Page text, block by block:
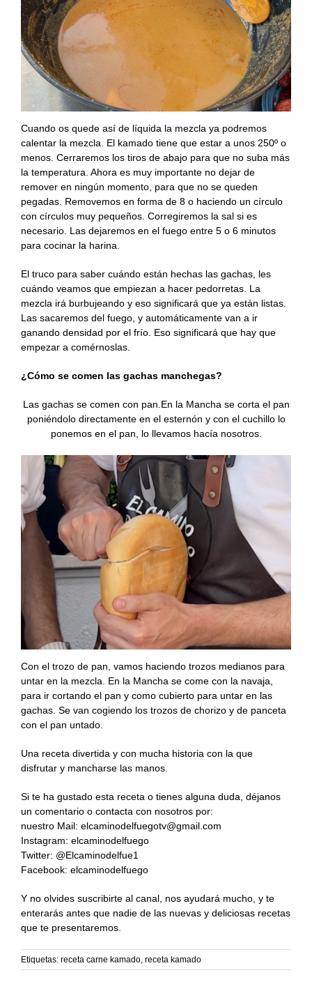
Cuando os quede así de líquida la mezcla ya podremos
calentar la mezcla. El kamado tiene que estar a unos 250º o
menos. Cerraremos los tiros de abajo para que no suba más
la temperatura. Ahora es muy importante no dejar de
remover en ningún momento, para que no se queden
pegadas. Removemos en forma de 8 o haciendo un círculo
con círculos muy pequeños. Corregiremos la sal si es
necesario. Las dejaremos en el fuego entre 5 o 6 minutos
para cocinar la harina.
El truco para saber cuándo están hechas las gachas, les
cuándo veamos que empiezan a hacer pedorretas. La
mezcla irá burbujeando y eso significará que ya están listas.
Las sacaremos del fuego, y automáticamente van a ir
ganando densidad por el frío. Eso significará que hay que
empezar a comérnoslas.
¿Cómo se comen las gachas manchegas?
Las gachas se comen con pan.En la Mancha se corta el pan
poniéndolo directamente en el esternón y con el cuchillo lo
ponemos en el pan, lo llevamos hacía nosotros.
Con el trozo de pan, vamos haciendo trozos medianos para
untar en la mezcla. En la Mancha se come con la navaja,
para ir cortando el pan y como cubierto para untar en las
gachas. Se van cogiendo los trozos de chorizo y de panceta
con el pan untado.
Una receta divertida y con mucha historia con la que
disfrutar y mancharse las manos.
Si te ha gustado esta receta o tienes alguna duda, déjanos
un comentario o contacta con nosotros por:
nuestro Mail: elcaminodelfuegotv@gmail.com
Instagram: elcaminodelfuego
Twitter: @Elcaminodelfue1
Facebook: elcaminodelfuego
Y no olvides suscribirte al canal, nos ayudará mucho, y te
enterarás antes que nadie de las nuevas y deliciosas recetas
que te presentaremos.
Etiquetas: receta carne kamado receta kamado